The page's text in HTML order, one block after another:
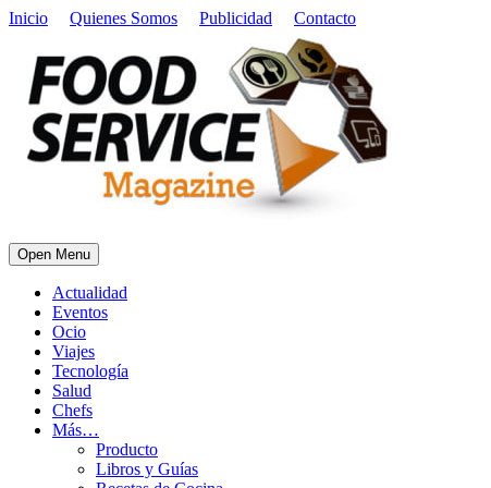
Inicio Quienes Somos Publicidad Contacto
Open Menu
Actualidad
Eventos
Ocio
Viajes
Tecnología
Salud
Chefs
Más…
Producto
Libros y Guías